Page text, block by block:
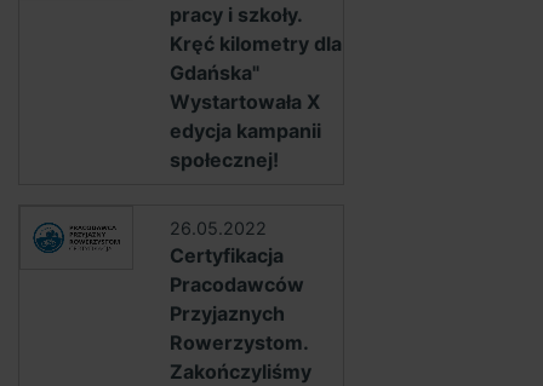
pracy i szkoły.
Kręć kilometry dla
Gdańska"
Wystartowała X
edycja kampanii
społecznej!
26.05.2022
Certyfikacja
Pracodawców
Przyjaznych
Rowerzystom.
Zakończyliśmy